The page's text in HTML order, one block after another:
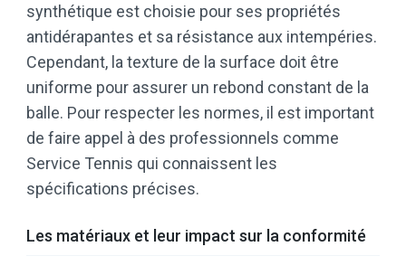
synthétique est choisie pour ses propriétés
antidérapantes et sa résistance aux intempéries.
Cependant, la texture de la surface doit être
uniforme pour assurer un rebond constant de la
balle. Pour respecter les normes, il est important
de faire appel à des professionnels comme
Service Tennis qui connaissent les
spécifications précises.
Les matériaux et leur impact sur la conformité